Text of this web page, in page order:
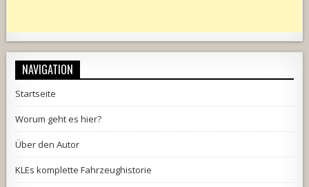
NAVIGATION
Startseite
Worum geht es hier?
Über den Autor
KLEs komplette Fahrzeughistorie